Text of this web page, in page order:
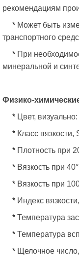
рекомендациям
* Может быть
транспортного
* При
минеральной и
Физико-
* Цвет,
* Класс
* Плотность при
* Вязкость при
* Вязкость при
* Индекс
* Температура
* Температура
* Щелочное